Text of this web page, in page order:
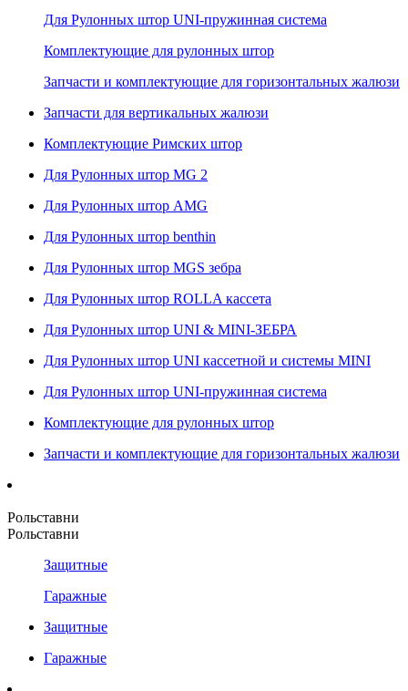
Для Рулонных штор UNI-пружинная система
Комплектующие для рулонных штор
Запчасти и комплектующие для горизонтальных жалюзи
Запчасти для вертикальных жалюзи
Комплектующие Римских штор
Для Рулонных штор MG 2
Для Рулонных штор AMG
Для Рулонных штор benthin
Для Рулонных штор MGS зебра
Для Рулонных штор ROLLA кассета
Для Рулонных штор UNI & MINI-ЗЕБРА
Для Рулонных штор UNI кассетной и системы MINI
Для Рулонных штор UNI-пружинная система
Комплектующие для рулонных штор
Запчасти и комплектующие для горизонтальных жалюзи
Рольставни
Рольставни
Защитные
Гаражные
Защитные
Гаражные